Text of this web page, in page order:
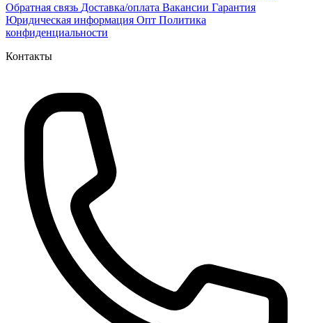
Обратная связь Доставка/оплата Вакансии Гарантия
Юридическая информация Опт Политика
конфиденциальности
Контакты